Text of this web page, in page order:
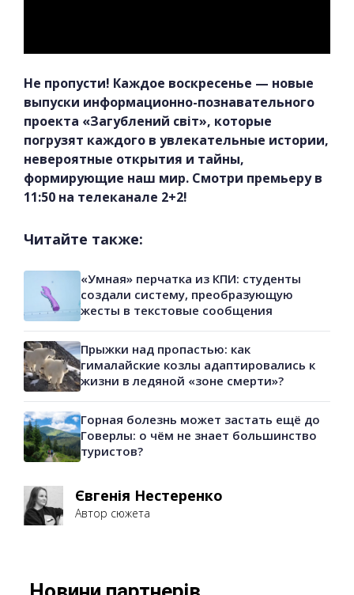
Не пропусти! Каждое воскресенье — новые
выпуски информационно-познавательного
проекта «Загублений світ», которые
погрузят каждого в увлекательные истории,
невероятные открытия и тайны,
формирующие наш мир. Смотри премьеру в
11:50 на телеканале 2+2!
Читайте также:
«Умная» перчатка из КПИ: студенты
создали систему, преобразующую
жесты в текстовые сообщения
Прыжки над пропастью: как
гималайские козлы адаптировались к
жизни в ледяной «зоне смерти»?
Горная болезнь может застать ещё до
Говерлы: о чём не знает большинство
туристов?
Євгенія Нестеренко
Автор сюжета